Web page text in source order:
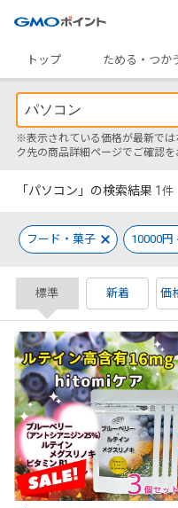
トップ
ためる・つか
※表示されている価格が最新では
ク先の商品詳細ページでご確認を
「パソコン」の検索結果 1 件
フード・菓子 10000円
標準 新着 価